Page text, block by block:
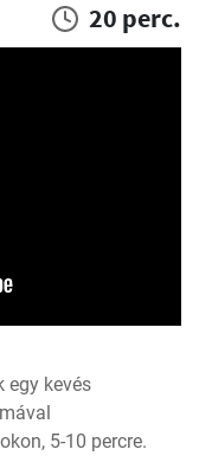
20 perc.
egy kevés
5-10 percre.